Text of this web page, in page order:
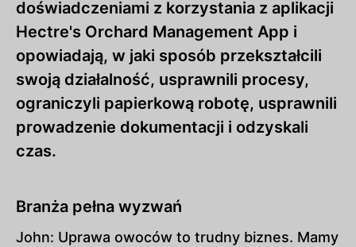
doświadczeniami z korzystania z aplikacji
Hectre's Orchard Management App i
opowiadają, w jaki sposób przekształcili
swoją działalność, usprawnili procesy,
ograniczyli papierkową robotę, usprawnili
prowadzenie dokumentacji i odzyskali
czas.
Branża pełna wyzwań
John: Uprawa owoców to trudny biznes. Mamy